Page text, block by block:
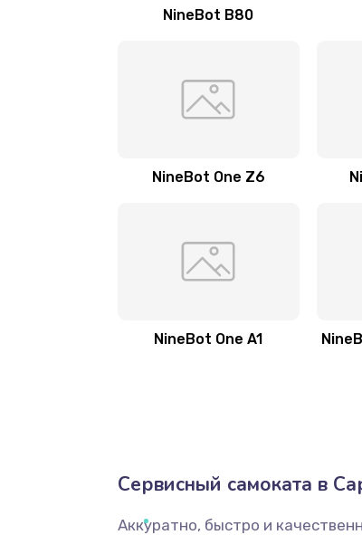
NineBot B80
NineBot One Z6
NineBot One A1
Сервисный самоката в
Аккуратно, быстро и